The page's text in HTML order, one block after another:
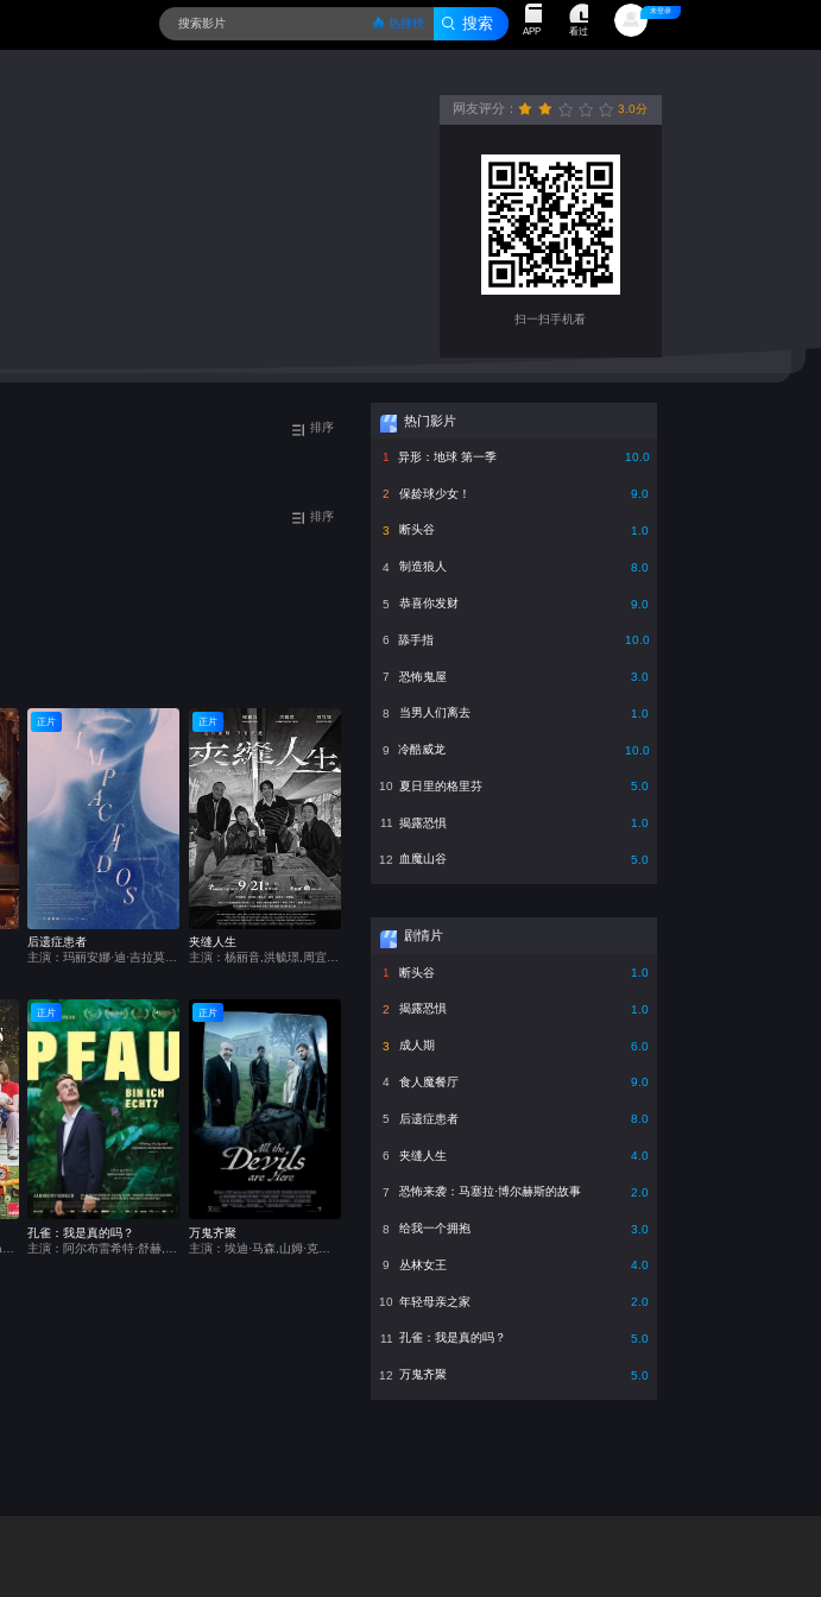
APP 看过
未登录
热搜榜
网友评分：
很差较差还行推荐力荐 3.0分
扫一扫手机看
排序
排序
正片
后遗症患者
正片
夹缝人生
主演：杨丽音,洪毓璟,周宜霈,王自强,草爷,梅贤治
正片
孔雀：我是真的吗？
正片
万鬼齐聚
主演：埃迪·马森,山姆·克拉弗林,伯恩·戈曼,Tienne Simon,罗里·金尼尔,苏琪·沃特豪斯,本·迪洛韦,Adam Betterton,Eugene,Daisy,Alex Daniels,Momo
热门影片
1 异形：地球 第一季 10.0
2 保龄球少女！ 9.0
3 断头谷 1.0
4 制造狼人 8.0
5 恭喜你发财 9.0
6 舔手指 10.0
7 恐怖鬼屋 3.0
8 当男人们离去 1.0
9 冷酷威龙 10.0
10 夏日里的格里芬 5.0
11 揭露恐惧 1.0
12 血魔山谷 5.0
剧情片
1 断头谷 1.0
2 揭露恐惧 1.0
3 成人期 6.0
4 食人魔餐厅 9.0
5 后遗症患者 8.0
6 夹缝人生 4.0
7 恐怖来袭：马塞拉·博尔赫斯的故事 2.0
8 给我一个拥抱 3.0
9 丛林女王 4.0
10 年轻母亲之家 2.0
11 孔雀：我是真的吗？ 5.0
12 万鬼齐聚 5.0